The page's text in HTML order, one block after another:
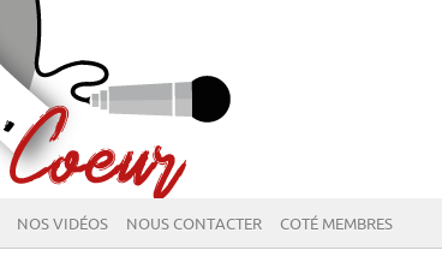
NOS VIDÉOS NOUS CONTACTER COTÉ MEMBRES